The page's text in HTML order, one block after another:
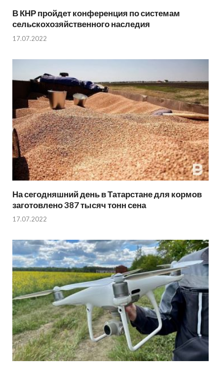
В КНР пройдет конференция по системам
сельскохозяйственного наследия
17.07.2022
На сегодняшний день в Татарстане для кормов
заготовлено 387 тысяч тонн сена
17.07.2022